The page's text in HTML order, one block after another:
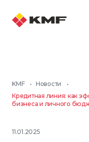
KMF • Новости
•
Кредитная линия: как
бизнеса и личного
11.01.2025